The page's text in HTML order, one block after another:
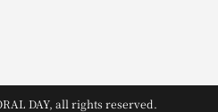
DAY, all rights reserved.